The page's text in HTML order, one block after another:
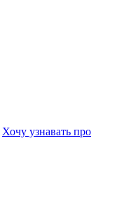
Хочу узнавать про